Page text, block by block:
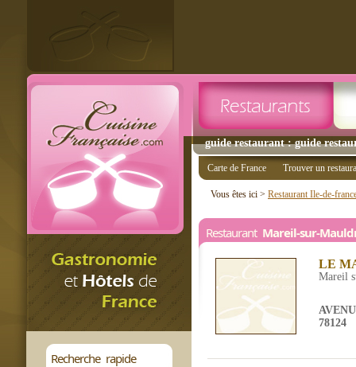
guide restaurant : guide
Recherche rapide
Carte de France Trouver un
Vous êtes ici > Restaurant Ile-de-
Restaurant Mareil-sur-
LE
Mareil
78124